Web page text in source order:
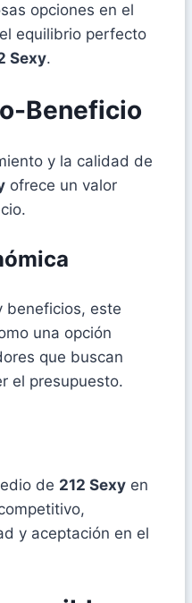
opciones en el
equilibrio perfecto
Sexy.
Beneficio
y la calidad de
ofrece un valor
beneficios, este
una opción
que buscan
el presupuesto.
de 212 Sexy en
y aceptación en el